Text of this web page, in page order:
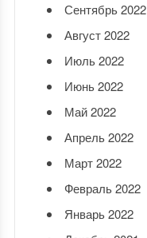
Сентябрь 2022
Август 2022
Июль 2022
Июнь 2022
Май 2022
Апрель 2022
Март 2022
Февраль 2022
Январь 2022